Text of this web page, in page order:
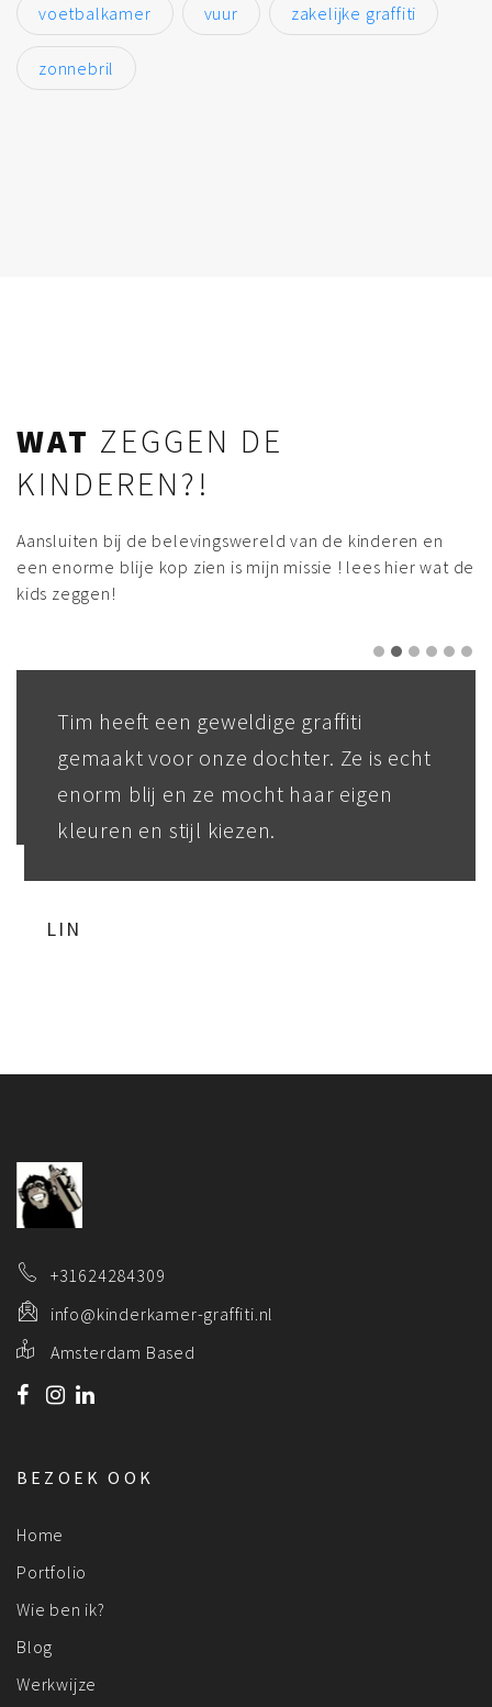
voetbalkamer vuur zakelijke graffiti
zonnebril
WAT ZEGGEN DE
KINDEREN?!
Aansluiten bij de belevingswereld van de kinderen en
een enorme blije kop zien is mijn missie ! lees hier wat de
kids zeggen!
Tim heeft een geweldige graffiti
gemaakt voor onze dochter. Ze is echt
enorm blij en ze mocht haar eigen
kleuren en stijl kiezen.
LIN
+31624284309
info@kinderkamer-graffiti.nl
Amsterdam Based
BEZOEK OOK
Home
Portfolio
Wie ben ik?
Blog
Werkwijze